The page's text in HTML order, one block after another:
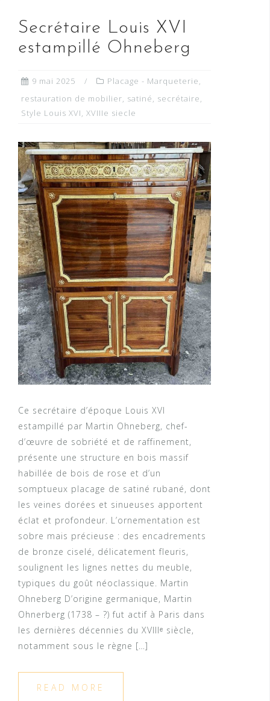
Secrétaire Louis XVI
estampillé Ohneberg
9 mai 2025 Placage - Marqueterie,
restauration de mobilier, satiné, secrétaire,
Style Louis XVI, XVIIIe siecle
Ce secrétaire d’époque Louis XVI
estampillé par Martin Ohneberg, chef-
d’œuvre de sobriété et de raffinement,
présente une structure en bois massif
habillée de bois de rose et d’un
somptueux placage de satiné rubané, dont
les veines dorées et sinueuses apportent
éclat et profondeur. L’ornementation est
sobre mais précieuse : des encadrements
de bronze ciselé, délicatement fleuris,
soulignent les lignes nettes du meuble,
typiques du goût néoclassique. Martin
Ohneberg D’origine germanique, Martin
Ohnerberg (1738 – ?) fut actif à Paris dans
les dernières décennies du XVIIIᵉ siècle,
notamment sous le règne […]
READ MORE